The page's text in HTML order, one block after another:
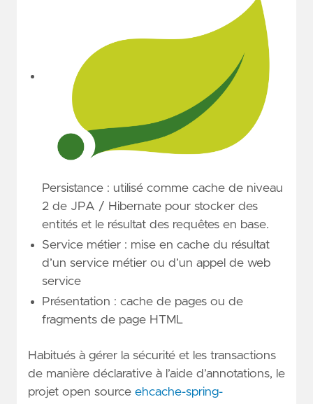
Persistance : utilisé comme cache de niveau
2 de JPA / Hibernate pour stocker des
entités et le résultat des requêtes en base.
Service métier : mise en cache du résultat
d’un service métier ou d’un appel de web
service
Présentation : cache de pages ou de
fragments de page HTML
Habitués à gérer la sécurité et les transactions
de manière déclarative à l’aide d’annotations, le
projet open source ehcache-spring-